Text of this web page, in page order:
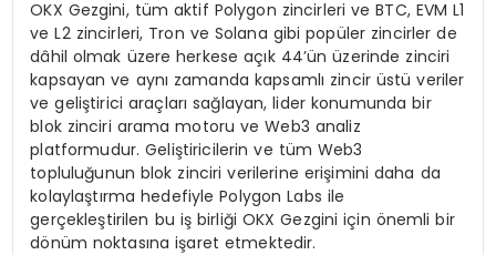
OKX Gezgini, tüm aktif Polygon zincirleri ve BTC, EVM L1
ve L2 zincirleri, Tron ve Solana gibi popüler zincirler de
dâhil olmak üzere herkese açık 44’ün üzerinde zinciri
kapsayan ve aynı zamanda kapsamlı zincir üstü veriler
ve geliştirici araçları sağlayan, lider konumunda bir
blok zinciri arama motoru ve Web3 analiz
platformudur. Geliştiricilerin ve tüm Web3
topluluğunun blok zinciri verilerine erişimini daha da
kolaylaştırma hedefiyle Polygon Labs ile
gerçekleştirilen bu iş birliği OKX Gezgini için önemli bir
dönüm noktasına işaret etmektedir.